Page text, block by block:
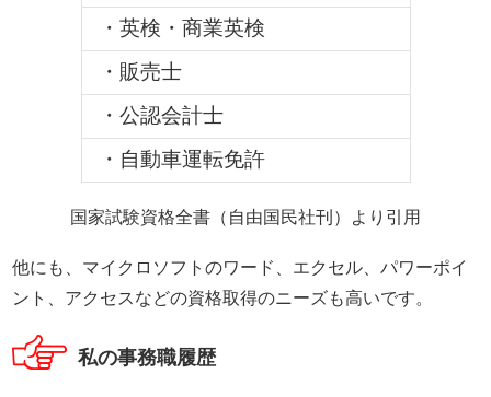
・英検・商業英検
・販売士
・公認会計士
・自動車運転免許
国家試験資格全書（自由国民社刊）より引用
他にも、マイクロソフトのワード、エクセル、パワーポイ
ント、アクセスなどの資格取得のニーズも高いです。
私の事務職履歴